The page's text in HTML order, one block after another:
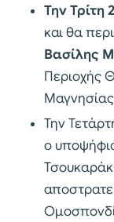
Την Τρίτη
και θα
Βασίλης
Περιοχής
Την
ο